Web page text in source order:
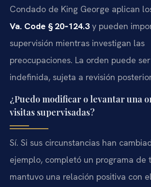
Condado de King George aplican
Va. Code § 20‑124.3y pueden
supervisión mientras investigan las
preocupaciones. La orden puede
indefinida, sujeta a revisión
¿Puedo modificar o levantar una
visitas supervisadas?
Sí. Si sus circunstancias han
ejemplo, completó un programa de
mantuvo una relación positiva con